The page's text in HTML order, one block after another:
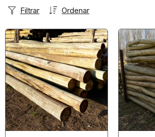
Ordenar
Filtrar